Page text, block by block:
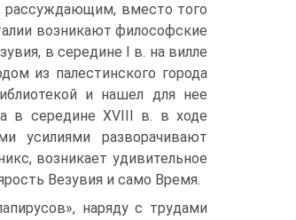
рассуждаю­щим, вместо того
возникают философские
в середине I в. на вилле
из палестинского го­рода
и нашел для нее
в середине XVIII в. в ходе
усилиями разворачивают
возникает удиви­тельное
Везувия и само Время.
наряду с трудами